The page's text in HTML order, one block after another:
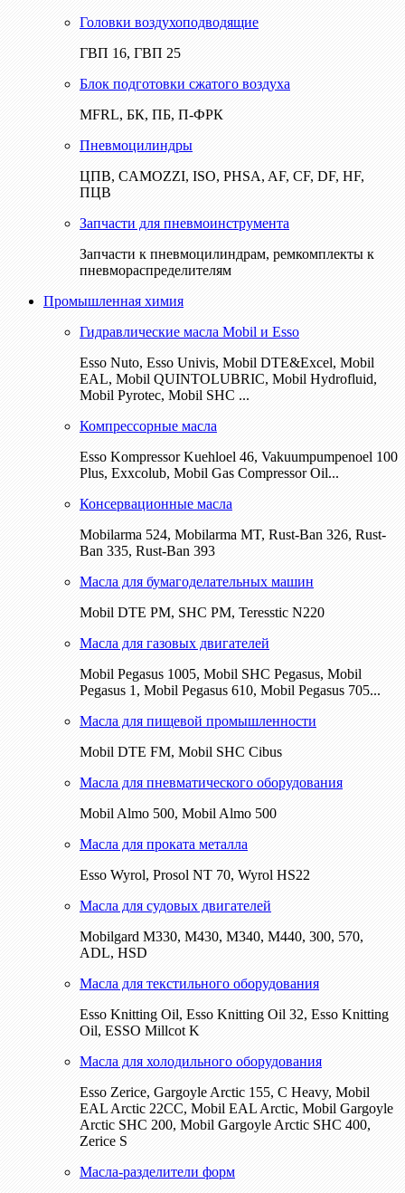
Головки воздухоподводящие
ГВП 16, ГВП 25
Блок подготовки сжатого воздуха
MFRL, БК, ПБ, П-ФРК
Пневмоцилиндры
ЦПВ, CAMOZZI, ISO, PHSA, AF, CF, DF, HF,
ПЦВ
Запчасти для пневмоинструмента
Запчасти к пневмоцилиндрам, ремкомплекты к
пневмораспределителям
Промышленная химия
Гидравлические масла Mobil и Esso
Esso Nuto, Esso Univis, Mobil DTE&Excel, Mobil
EAL, Mobil QUINTOLUBRIC, Mobil Hydrofluid,
Mobil Pyrotec, Mobil SHC ...
Компрессорные масла
Esso Kompressor Kuehloel 46, Vakuumpumpenoel 100
Plus, Exxcolub, Mobil Gas Compressor Oil...
Консервационные масла
Mobilarma 524, Mobilarma MT, Rust-Ban 326, Rust-
Ban 335, Rust-Ban 393
Масла для бумагоделательных машин
Mobil DTE РМ, SHC PM, Teresstic N220
Масла для газовых двигателей
Mobil Pegasus 1005, Mobil SHC Pegasus, Mobil
Pegasus 1, Mobil Pegasus 610, Mobil Pegasus 705...
Масла для пищевой промышленности
Mobil DTE FM, Mobil SHC Cibus
Масла для пневматического оборудования
Mobil Almo 500, Mobil Almo 500
Масла для проката металла
Esso Wyrol, Prosol NT 70, Wyrol HS22
Масла для судовых двигателей
Mobilgard M330, M430, M340, M440, 300, 570,
ADL, HSD
Масла для текстильного оборудования
Esso Knitting Oil, Esso Knitting Oil 32, Esso Knitting
Oil, ESSO Millcot K
Масла для холодильного оборудования
Esso Zerice, Gargoyle Arctic 155, С Heavy, Mobil
EAL Arctic 22CC, Mobil EAL Arctic, Mobil Gargoyle
Arctic SHC 200, Mobil Gargoyle Arctic SHC 400,
Zerice S
Масла-разделители форм